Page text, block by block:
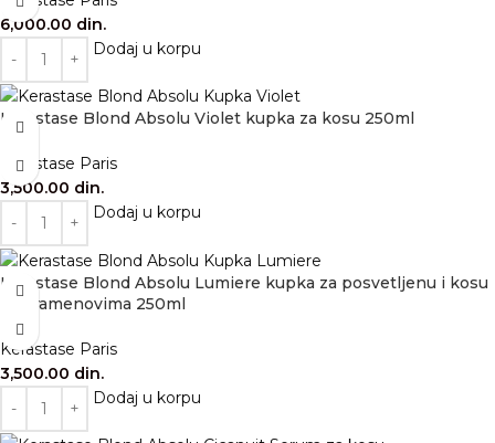
6,000.00 din.
Dodaj u korpu
Kérastase Blond Absolu Violet kupka za kosu 250ml
Kérastase Paris
3,500.00 din.
Dodaj u korpu
Kérastase Blond Absolu Lumiere kupka za posvetljenu i kosu
sa pramenovima 250ml
Kérastase Paris
3,500.00 din.
Dodaj u korpu